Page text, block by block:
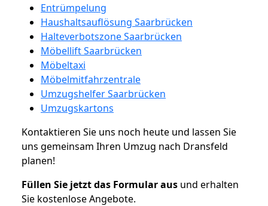
Entrümpelung
Haushaltsauflösung Saarbrücken
Halteverbotszone Saarbrücken
Möbellift Saarbrücken
Möbeltaxi
Möbelmitfahrzentrale
Umzugshelfer Saarbrücken
Umzugskartons
Kontaktieren Sie uns noch heute und lassen Sie
uns gemeinsam Ihren Umzug nach Dransfeld
planen!
Füllen Sie jetzt das Formular aus und erhalten
Sie kostenlose Angebote.